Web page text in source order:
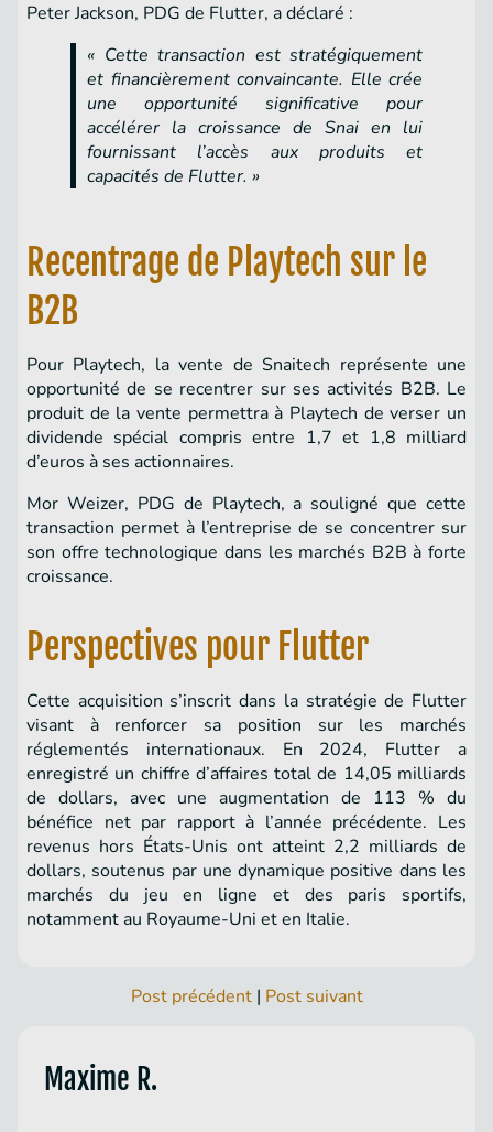
Peter Jackson, PDG de Flutter, a déclaré :
« Cette transaction est stratégiquement
et financièrement convaincante. Elle crée
une opportunité significative pour
accélérer la croissance de Snai en lui
fournissant l’accès aux produits et
capacités de Flutter. »
Recentrage de Playtech sur le
B2B
Pour Playtech, la vente de Snaitech représente une
opportunité de se recentrer sur ses activités B2B. Le
produit de la vente permettra à Playtech de verser un
dividende spécial compris entre 1,7 et 1,8 milliard
d’euros à ses actionnaires.
Mor Weizer, PDG de Playtech, a souligné que cette
transaction permet à l’entreprise de se concentrer sur
son offre technologique dans les marchés B2B à forte
croissance.
Perspectives pour Flutter
Cette acquisition s’inscrit dans la stratégie de Flutter
visant à renforcer sa position sur les marchés
réglementés internationaux. En 2024, Flutter a
enregistré un chiffre d’affaires total de 14,05 milliards
de dollars, avec une augmentation de 113 % du
bénéfice net par rapport à l’année précédente. Les
revenus hors États-Unis ont atteint 2,2 milliards de
dollars, soutenus par une dynamique positive dans les
marchés du jeu en ligne et des paris sportifs,
notamment au Royaume-Uni et en Italie.
Post précédent| Post suivant
Maxime R.